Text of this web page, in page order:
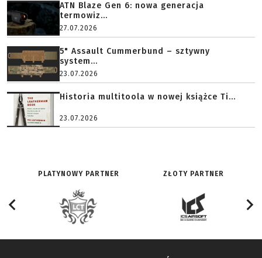
ATN Blaze Gen 6: nowa generacja
termowiz...
27.07.2026
5" Assault Cummerbund – sztywny
system...
23.07.2026
Historia multitoola w nowej książce Ti...
23.07.2026
PLATYNOWY PARTNER ZŁOTY PARTNER